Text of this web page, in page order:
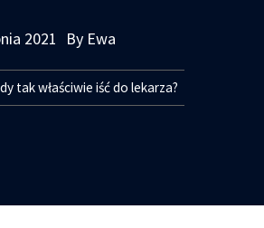
2021 By Ewa
tak właściwie iść do lekarza?